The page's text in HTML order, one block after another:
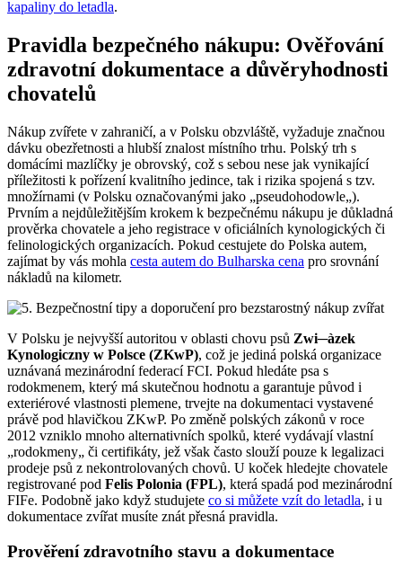
kapaliny do letadla.
Pravidla bezpečného nákupu: Ověřování
zdravotní dokumentace a důvěryhodnosti
chovatelů
Nákup zvířete v zahraničí, a v Polsku obzvláště, vyžaduje značnou
dávku obezřetnosti a hlubší znalost místního trhu. Polský trh s
domácími mazlíčky je obrovský, což s sebou nese jak vynikající
příležitosti k pořízení kvalitního jedince, tak i rizika spojená s tzv.
množírnami (v Polsku označovanými jako „pseudohodowle„).
Prvním a nejdůležitějším krokem k bezpečnému nákupu je důkladná
prověrka chovatele a jeho registrace v oficiálních kynologických či
felinologických organizacích. Pokud cestujete do Polska autem,
zajímat by vás mohla cesta autem do Bulharska cena pro srovnání
nákladů na kilometr.
V Polsku je nejvyšší autoritou v oblasti chovu psů Zwi─àzek
Kynologiczny w Polsce (ZKwP), což je jediná polská organizace
uznávaná mezinárodní federací FCI. Pokud hledáte psa s
rodokmenem, který má skutečnou hodnotu a garantuje původ i
exteriérové vlastnosti plemene, trvejte na dokumentaci vystavené
právě pod hlavičkou ZKwP. Po změně polských zákonů v roce
2012 vzniklo mnoho alternativních spolků, které vydávají vlastní
„rodokmeny„ či certifikáty, jež však často slouží pouze k legalizaci
prodeje psů z nekontrolovaných chovů. U koček hledejte chovatele
registrované pod Felis Polonia (FPL), která spadá pod mezinárodní
FIFe. Podobně jako když studujete co si můžete vzít do letadla, i u
dokumentace zvířat musíte znát přesná pravidla.
Prověření zdravotního stavu a dokumentace